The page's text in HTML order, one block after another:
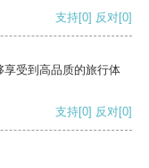
支持[0] 反对[0]
受到高品质的旅行体
支持[0] 反对[0]